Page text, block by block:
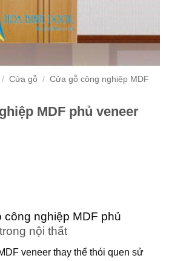
/ Cửa gỗ / Cửa gỗ công nghiệp MDF
MDF phủ veneer
công nghiệp MDF phủ
trong nội thất
veneer thay thế thói quen sử